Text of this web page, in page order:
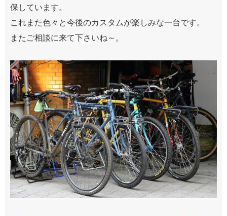
保しています。
これまた色々と今後のカスタムが楽しみな一台です。
またご相談に来て下さいね～。